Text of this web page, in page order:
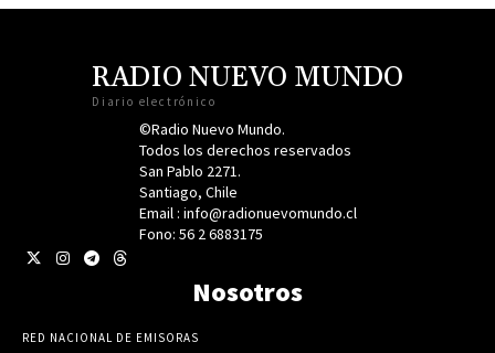
RADIO NUEVO MUNDO
Diario electrónico
©Radio Nuevo Mundo.
Todos los derechos reservados
San Pablo 2271.
Santiago, Chile
Email : info@radionuevomundo.cl
Fono: 56 2 6883175
Nosotros
RED NACIONAL DE EMISORAS